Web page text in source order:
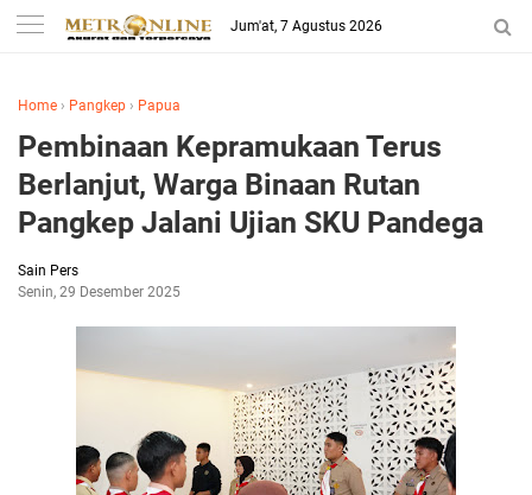
Jum'at, 7 Agustus 2026
Home › Pangkep › Papua
Pembinaan Kepramukaan Terus
Berlanjut, Warga Binaan Rutan
Pangkep Jalani Ujian SKU Pandega
Sain Pers
Senin, 29 Desember 2025